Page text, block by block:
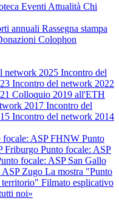
Eventi Attualità Chi
annuali Rassegna stampa
Colophon
network 2025 Incontro del
Incontro del network 2022
Colloquio 2019 all'ETH
2017 Incontro del
Incontro del network 2014
focale: ASP FHNW Punto
Friburgo Punto focale: ASP
focale: ASP San Gallo
ASP Zugo La mostra "Punto
territorio" Filmato esplicativo
noi»